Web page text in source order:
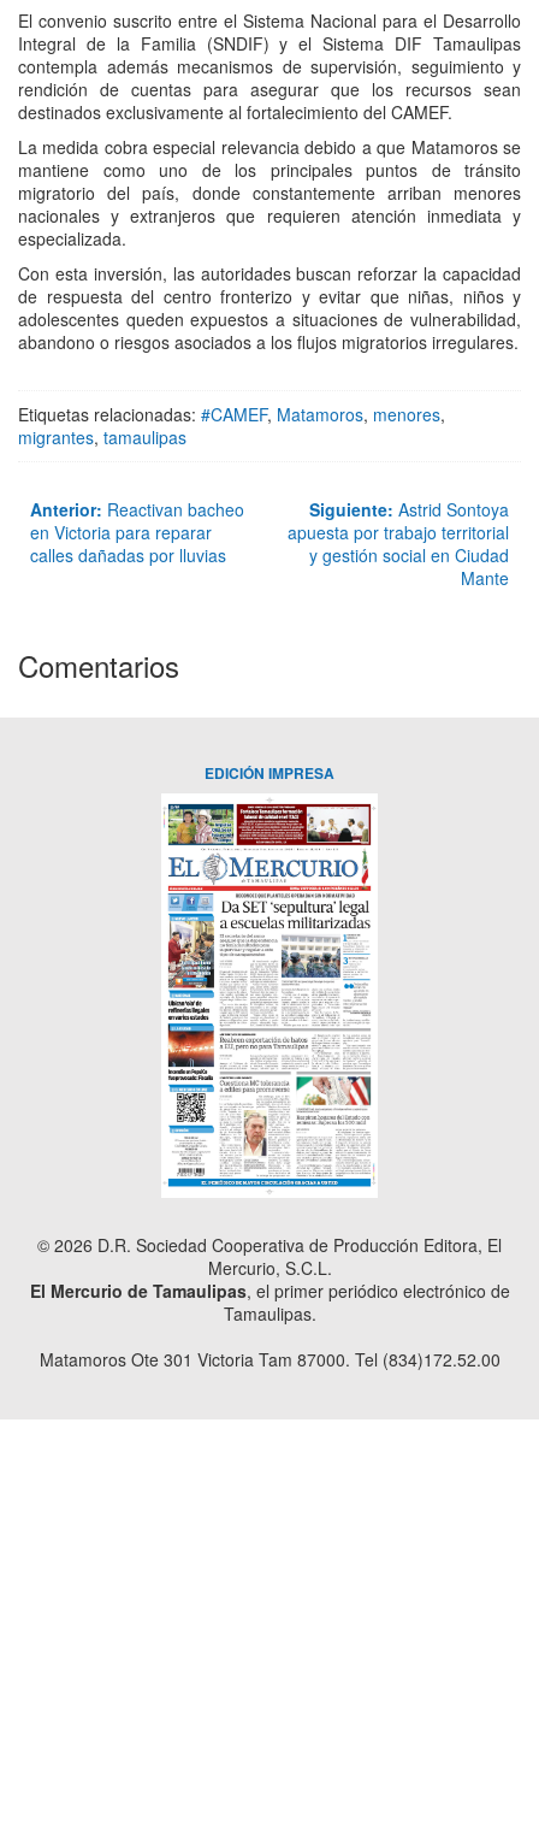
El convenio suscrito entre el Sistema Nacional para el Desarrollo
Integral de la Familia (SNDIF) y el Sistema DIF Tamaulipas
contempla además mecanismos de supervisión, seguimiento y
rendición de cuentas para asegurar que los recursos sean
destinados exclusivamente al fortalecimiento del CAMEF.
La medida cobra especial relevancia debido a que Matamoros se
mantiene como uno de los principales puntos de tránsito
migratorio del país, donde constantemente arriban menores
nacionales y extranjeros que requieren atención inmediata y
especializada.
Con esta inversión, las autoridades buscan reforzar la capacidad
de respuesta del centro fronterizo y evitar que niñas, niños y
adolescentes queden expuestos a situaciones de vulnerabilidad,
abandono o riesgos asociados a los flujos migratorios irregulares.
Etiquetas relacionadas: #CAMEF, Matamoros, menores,
migrantes, tamaulipas
Anterior: Reactivan bacheo
en Victoria para reparar
calles dañadas por lluvias
Siguiente: Astrid Sontoya
apuesta por trabajo territorial
y gestión social en Ciudad
Mante
Comentarios
EDICIÓN IMPRESA
© 2026 D.R. Sociedad Cooperativa de Producción Editora, El
Mercurio, S.C.L.
El Mercurio de Tamaulipas, el primer periódico electrónico de
Tamaulipas.
Matamoros Ote 301 Victoria Tam 87000. Tel (834)172.52.00